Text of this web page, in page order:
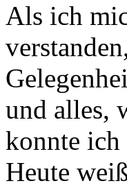
Als ich
und alles,
konnte
Heute